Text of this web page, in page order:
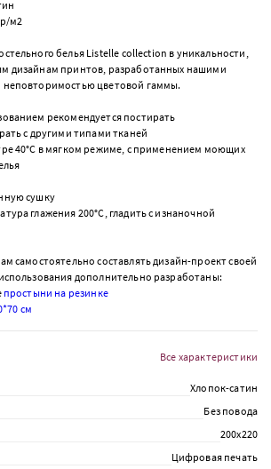
м2
белья Listelle collection в уникальности,
дизайнам принтов, разработанных нашими
неповторимостью цветовой гаммы.
рекомендуется постирать
с другими типами тканей
40°С в мягком режиме, с применением моющих
сушку
глажения 200°С, гладить с изнаночной
самостоятельно составлять дизайн-проект своей
дополнительно разработаны:
простыни на резинке
см
Хлопок-сатин
Без повода
200х220
Цифровая печать
Все характеристики